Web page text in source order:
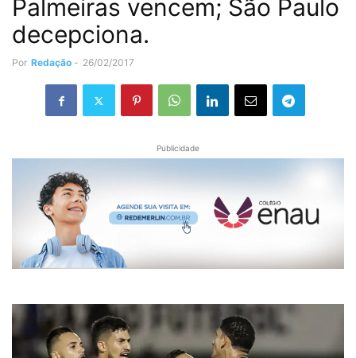
Palmeiras vencem; São Paulo
decepciona.
Por Redação - 26/02/2017
Publicidade